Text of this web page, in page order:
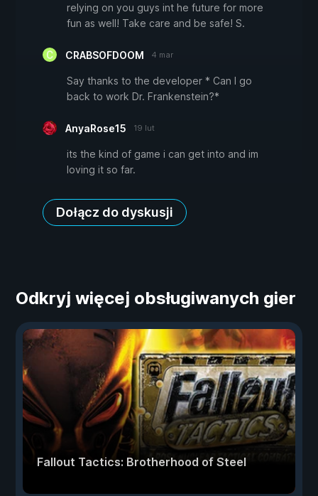
relying on you guys int he future for more
fun as well! Take care and be safe! S.
CRABSOFDOOM 4 mar
Say thanks to the developer * Can I go
back to work Dr. Frankenstein?*
AnyaRose15 19 lut
its the kind of game i can get into and im
loving it so far.
Dołącz do dyskusji
Odkryj więcej obsługiwanych gier
Fallout Tactics: Brotherhood of Steel